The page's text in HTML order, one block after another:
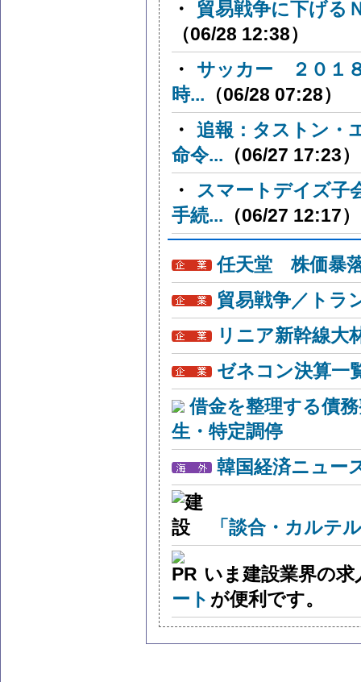
・
貿易戦争に下げる
（06/28 12:38）
・
サッカー ２０１
時... （06/28 07:28）
・ 追報：タストン・
命令... （06/27 17:23）
・
スマートデイズ子
手続... （06/27 12:17）
任天堂 株価暴
貿易戦争／トラ
リニア新幹線大
ゼネコン決算一
借金を整理する債
生・特定調停
韓国経済ニュー
「談合・カルテ
いま建設業界の
ート が便利です。